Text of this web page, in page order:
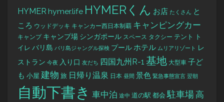
HYMER hymer.life HYMERくん お店 たくさん と
ころ ウッドデッキ キャンカー西日本制覇 キャンピングカー
キャンプ キャンプ場 シンガポール スペース タクシー テント
ト
イレ バリ島 バリ島ジャングル探検 プールホテル ムリアリゾート
レ
ストラン 今夜 入り口 友だち 四国九州R-1 基地 大型車 子ど
も 小屋 建物 旅 日帰り温泉 日本 昼間 景色 緊急事態宣言 翌朝
自動下書き 車中泊 途中 道の駅 都会 駐車場高